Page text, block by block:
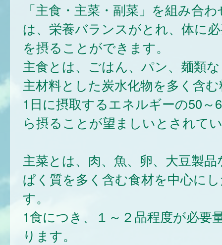
「主食・主菜・副菜」を組み合
は、栄養バランスがとれ、体に
を摂ることができます。
主食とは、ごはん、パン、麺類
主材料とした炭水化物を多く含
1日に摂取するエネルギーの50～
ら摂ることが望ましいとされて
主菜とは、肉、魚、卵、大豆製
ぱく質を多く含む食材を中心に
す。
1食につき、１～２品程度が必要
ります。